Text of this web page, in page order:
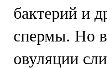
бактерий и
спермы. Но в
овуляции